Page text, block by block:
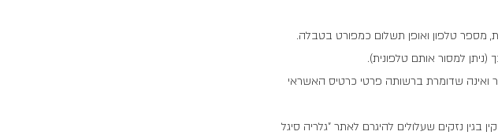
מספר טלפון ואופן תשלום כמפורט בטבלה.
למסור אותם טלפונית).
ואינה שדומרת ברשותה פרטי כרטיס האשראי
בגין נזקים שעלולים להיגרם לאתר "גלריה סיגל